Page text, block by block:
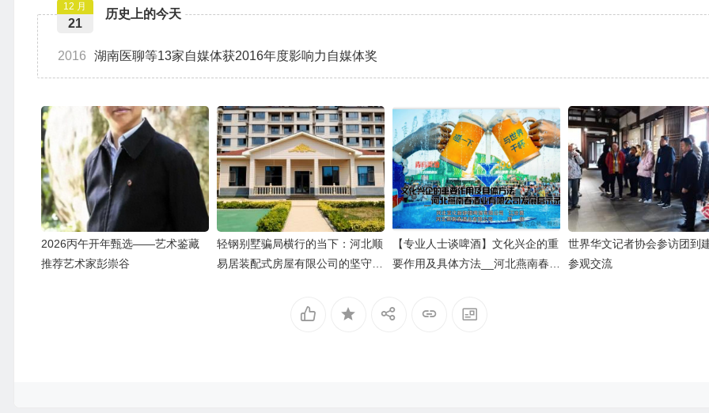
历史上的今天
12 月
21
2016 湖南医聊等13家自媒体获2016年度影响力自媒体奖
2026丙午开年甄选——艺术鉴藏
推荐艺术家彭崇谷
轻钢别墅骗局横行的当下：河北顺
易居装配式房屋有限公司的坚守与
【专业人士谈啤酒】文化兴企的重
要作用及具体方法__河北燕南春酒
世界华文记者协会参访团到
参观交流